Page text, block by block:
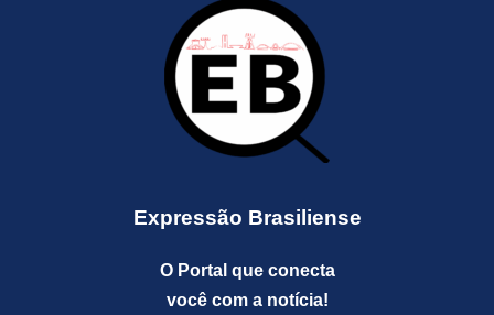
Expressão Brasiliense
O Portal que conecta
você com a notícia!